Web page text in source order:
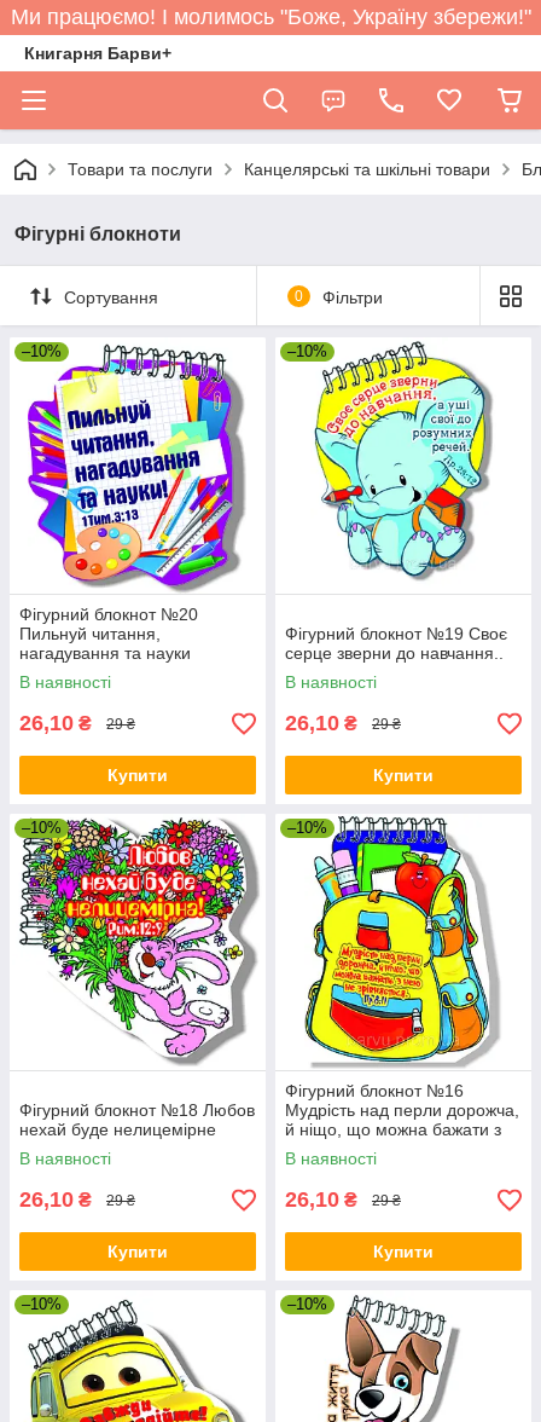
Ми працюємо! І молимось "Боже, Україну збережи!"
Книгарня Барви+
Товари та послуги Канцелярські та шкільні товари
Фігурні блокноти
Сортування 0 Фільтри
–10%
Фігурний блокнот №20
Пильнуй читання,
нагадування та науки
В наявності
26,10 ₴ 29 ₴
Купити
–10%
Фігурний блокнот №19 Своє
серце зверни до навчання..
В наявності
26,10 ₴ 29 ₴
Купити
–10%
Фігурний блокнот №18 Любов
нехай буде нелицемірне
В наявності
26,10 ₴ 29 ₴
Купити
–10%
Фігурний блокнот №16
Мудрість над перли дорожча,
й ніщо, що можна бажати з
нею не зрівняється
В наявності
26,10 ₴ 29 ₴
Купити
–10% –10%